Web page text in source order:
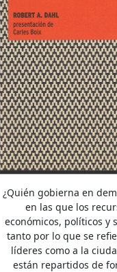
¿Quién gobierna en
en las que los
económicos, políticos y
tanto por lo que se
líderes como a la
están repartidos de